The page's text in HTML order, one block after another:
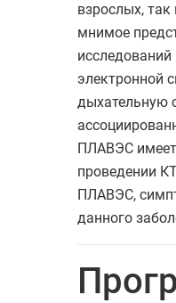
взрослых,
мнимое
электронной
дыхательную
ПЛАВЭС имеет
проведении
ПЛАВЭС,
данного